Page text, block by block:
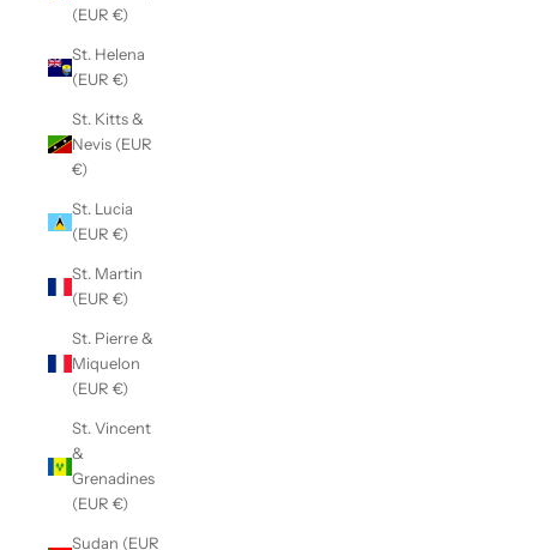
(EUR €)
St. Helena
(EUR €)
St. Kitts &
Nevis (EUR
€)
St. Lucia
(EUR €)
St. Martin
(EUR €)
St. Pierre &
Miquelon
(EUR €)
St. Vincent
&
Grenadines
(EUR €)
Sudan (EUR